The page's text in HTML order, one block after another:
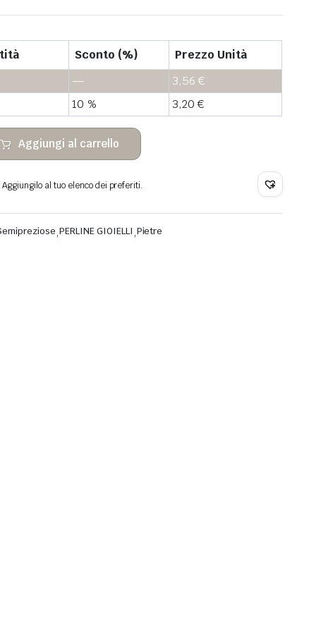
Sconto (%)
Prezzo Unità
— 3,56€
10 % 3,20€
Aggiungi al carrello
al tuo elenco dei preferiti.
,PERLINE GIOIELLI ,Pietre